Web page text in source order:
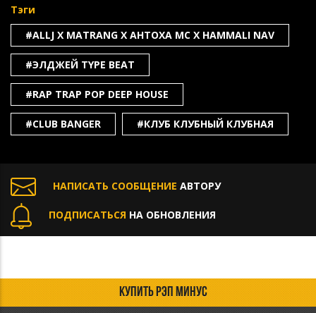
Тэги
#ALLJ X MATRANG X АНТОХА MC X HAMMALI NAV
#ЭЛДЖЕЙ TYPE BEAT
#RAP TRAP POP DEEP HOUSE
#CLUB BANGER #КЛУБ КЛУБНЫЙ КЛУБНАЯ
НАПИСАТЬ СООБЩЕНИЕ АВТОРУ
ПОДПИСАТЬСЯ НА ОБНОВЛЕНИЯ
КУПИТЬ РЭП МИНУС